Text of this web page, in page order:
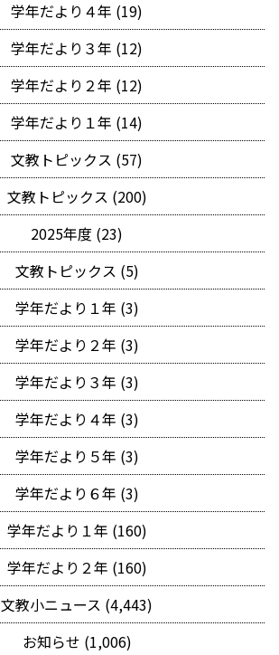
学年だより４年 (19)
学年だより３年 (12)
学年だより２年 (12)
学年だより１年 (14)
文教トピックス (57)
文教トピックス (200)
2025年度 (23)
文教トピックス (5)
学年だより１年 (3)
学年だより２年 (3)
学年だより３年 (3)
学年だより４年 (3)
学年だより５年 (3)
学年だより６年 (3)
学年だより１年 (160)
学年だより２年 (160)
文教小ニュース (4,443)
お知らせ (1,006)